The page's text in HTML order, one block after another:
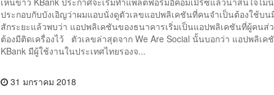
ประกอบกับบังเอิญว่าผมแอบนั่งดูตัวเลขแอปพลิเคชันที่คนจำเป็นต้องใช้บน
สักระยะแล้วพบว่า แอปพลิเคชันของธนาคารเริ่มเป็นแอปพลิเคชันที่ผู้คนส่
ต้องมีติดเครื่องไว้ ตัวเลขล่าสุดจาก We Are Social นั้นบอกว่า แอปพลิเค
KBank มีผู้ใช้งานในประเทศไทยรองจ...
31 มกราคม 2018